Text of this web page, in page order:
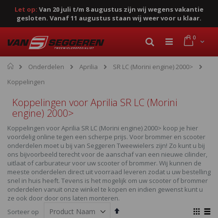
Let op: Van 20 juli t/m 8 augustus zijn wij wegens vakantie
gesloten. Vanaf 11 augustus staan wij weer voor u klaar.
naar
de
inhoud
Cart
0
Zoek
Home
Onderdelen Aprilia
SR LC (Morini engine) 2000>
Koppelingen
Koppelingen voor Aprilia SR LC (Morini
engine) 2000>
Koppelingen voor Aprilia SR LC (Morini engine) 2000> koop je hier
voordelig online tegen een scherpe prijs. Voor brommer en scooter
onderdelen moet u bij van Seggeren Tweewielers zijn! Zo kunt u bij
ons bijvoorbeeld terecht voor de aanschaf van een nieuwe cilinder,
uitlaat of carburateur voor uw scooter of brommer. Wij kunnen de
meeste onderdelen direct uit voorraad leveren zodat u uw bestelling
snel in huis heeft. Tevens is het mogelijk om uw scooter of brommer
onderdelen vanuit onze winkel te kopen en indien gewenst kunt u
ze ook door door ons laten monteren.
Sorteer op
Van